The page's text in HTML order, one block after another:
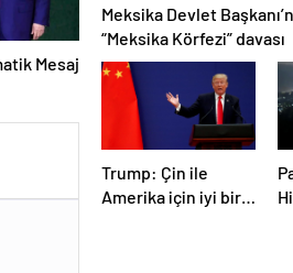
Mesaj
Meksika Devlet
“Meksika Körfezi” davası
Trump: Çin ile
Amerika için iyi bir